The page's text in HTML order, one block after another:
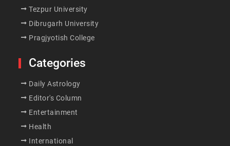
Tezpur University
Dibrugarh University
Pragjyotish College
Categories
Daily Astrology
Editor's Column
Entertainment
Health
International